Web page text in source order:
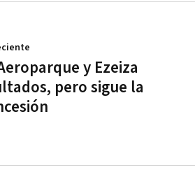
y Ezeiza
pero sigue la